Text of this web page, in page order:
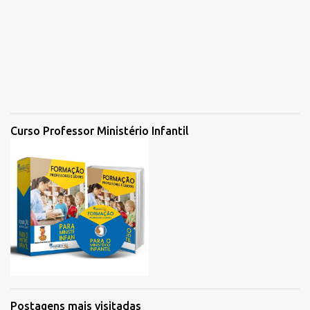
Curso Professor Ministério Infantil
Postagens mais visitadas